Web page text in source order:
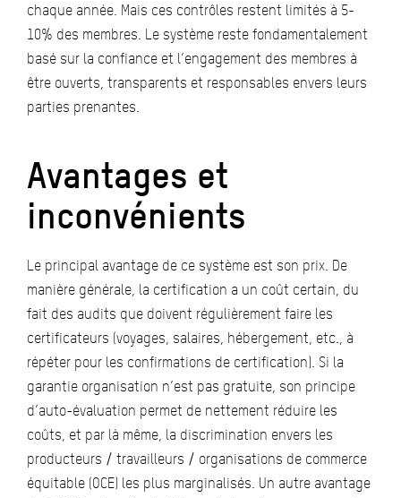
chaque année. Mais ces contrôles restent limités à 5-
10% des membres. Le système reste fondamentalement
basé sur la confiance et l’engagement des membres à
être ouverts, transparents et responsables envers leurs
parties prenantes.
Avantages et
inconvénients
Le principal avantage de ce système est son prix. De
manière générale, la certification a un coût certain, du
fait des audits que doivent régulièrement faire les
certificateurs (voyages, salaires, hébergement, etc., à
répéter pour les confirmations de certification). Si la
garantie organisation n’est pas gratuite, son principe
d’auto-évaluation permet de nettement réduire les
coûts, et par là même, la discrimination envers les
producteurs / travailleurs / organisations de commerce
équitable (OCE) les plus marginalisés. Un autre avantage